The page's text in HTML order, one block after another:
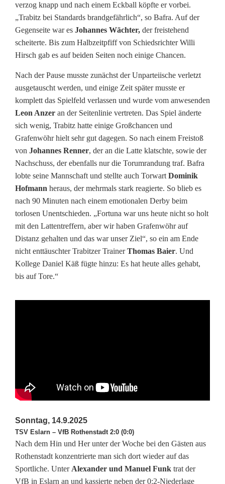
r
d
:
p
i
t
z
e
n
s
p
i
e
l
T
t
g
e
g
verzog knapp und nach einem Eckball köpfte er vorbei.
„Trabitz bei Standards brandgefährlich“, so Bafra. Auf der
Gegenseite war es Johannes Wächter, der freistehend
scheiterte. Bis zum Halbzeitpfiff von Schiedsrichter Willi
Hirsch gab es auf beiden Seiten noch einige Chancen.
Nach der Pause musste zunächst der Unparteiische verletzt
ausgetauscht werden, und einige Zeit später musste er
komplett das Spielfeld verlassen und wurde vom anwesenden
Leon Anzer an der Seitenlinie vertreten. Das Spiel änderte
sich wenig, Trabitz hatte einige Großchancen und
Grafenwöhr hielt sehr gut dagegen. So nach einem Freistoß
von Johannes Renner, der an die Latte klatschte, sowie der
Nachschuss, der ebenfalls nur die Torumrandung traf. Bafra
lobte seine Mannschaft und stellte auch Torwart Dominik
Hofmann heraus, der mehrmals stark reagierte. So blieb es
nach 90 Minuten nach einem emotionalen Derby beim
torlosen Unentschieden. „Fortuna war uns heute nicht so holt
mit den Lattentreffern, aber wir haben Grafenwöhr auf
Distanz gehalten und das war unser Ziel“, so ein am Ende
nicht enttäuschter Trabitzer TrainerThomas Baier. Und
Kollege Daniel Käß fügte hinzu: Es hat heute alles gehabt,
bis auf Tore.“
Sonntag, 14.9.2025
TSV Eslarn – VfB Rothenstadt 2:0 (0:0)
Nach dem Hin und Her unter der Woche bei den Gästen aus
Rothenstadt konzentrierte man sich dort wieder auf das
Sportliche. Unter Alexander und Manuel Funk trat der
VfB in Eslarn an und kassierte neben der 0:2-Niederlage